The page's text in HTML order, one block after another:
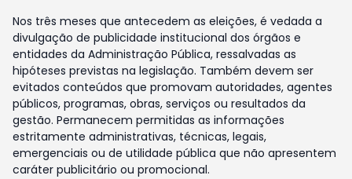
Nos três meses que antecedem as eleições, é vedada a
divulgação de publicidade institucional dos órgãos e
entidades da Administração Pública, ressalvadas as
hipóteses previstas na legislação. Também devem ser
evitados conteúdos que promovam autoridades, agentes
públicos, programas, obras, serviços ou resultados da
gestão. Permanecem permitidas as informações
estritamente administrativas, técnicas, legais,
emergenciais ou de utilidade pública que não apresentem
caráter publicitário ou promocional.